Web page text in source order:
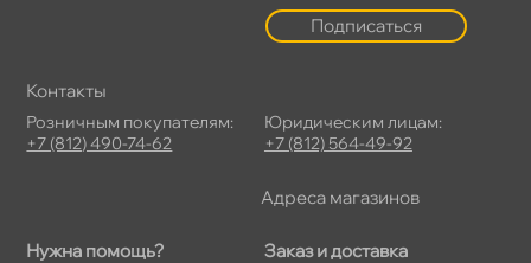
Нужна помощь? Заказ и доставка
Подписаться
Контакты
Розничным покупателям:
+7 (812) 490-74-62
Юридическим лицам:
+7 (812) 564-49-92
Адреса магазино